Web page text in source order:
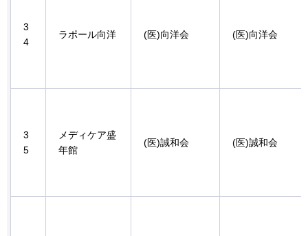
3
4
ラポール向洋 (医)向洋会 (医)向洋会
3
5
メディケア盛
年館
(医)誠和会 (医)誠和会